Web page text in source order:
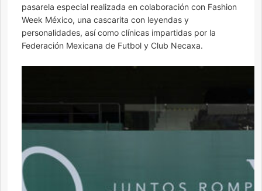
pasarela especial realizada en colaboración con Fashion
Week México, una cascarita con leyendas y
personalidades, así como clínicas impartidas por la
Federación Mexicana de Futbol y Club Necaxa.